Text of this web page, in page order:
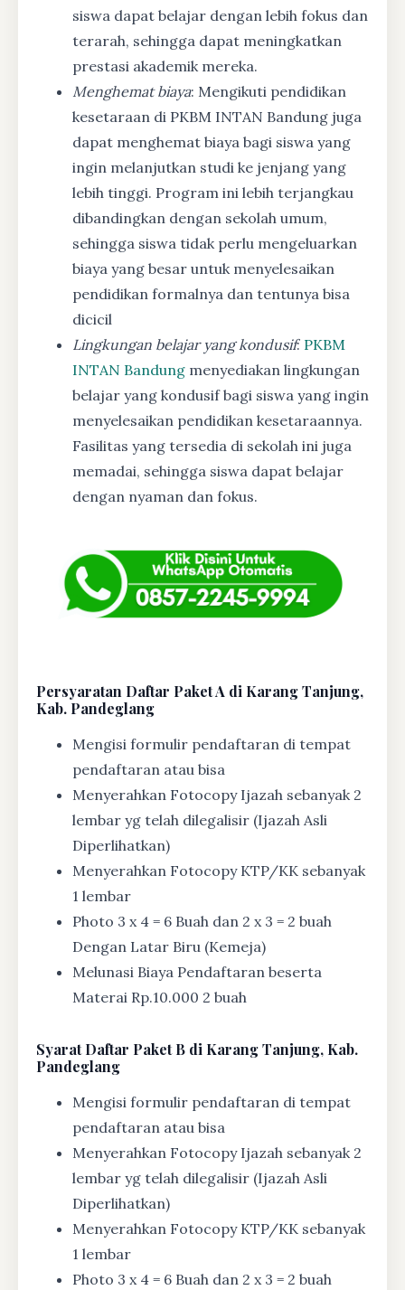
siswa dapat belajar dengan lebih fokus dan
terarah, sehingga dapat meningkatkan
prestasi akademik mereka.
Menghemat biaya: Mengikuti pendidikan
kesetaraan di PKBM INTAN Bandung juga
dapat menghemat biaya bagi siswa yang
ingin melanjutkan studi ke jenjang yang
lebih tinggi. Program ini lebih terjangkau
dibandingkan dengan sekolah umum,
sehingga siswa tidak perlu mengeluarkan
biaya yang besar untuk menyelesaikan
pendidikan formalnya dan tentunya bisa
dicicil
Lingkungan belajar yang kondusif: PKBM
INTAN Bandung menyediakan lingkungan
belajar yang kondusif bagi siswa yang ingin
menyelesaikan pendidikan kesetaraannya.
Fasilitas yang tersedia di sekolah ini juga
memadai, sehingga siswa dapat belajar
dengan nyaman dan fokus.
Persyaratan Daftar Paket A di Karang Tanjung,
Kab. Pandeglang
Mengisi formulir pendaftaran di tempat
pendaftaran atau bisa
Menyerahkan Fotocopy Ijazah sebanyak 2
lembar yg telah dilegalisir (Ijazah Asli
Diperlihatkan)
Menyerahkan Fotocopy KTP/KK sebanyak
1 lembar
Photo 3 x 4 = 6 Buah dan 2 x 3 = 2 buah
Dengan Latar Biru (Kemeja)
Melunasi Biaya Pendaftaran beserta
Materai Rp.10.000 2 buah
SyaratDaftar Paket B di Karang Tanjung, Kab.
Pandeglang
Mengisi formulir pendaftaran di tempat
pendaftaran atau bisa
Menyerahkan Fotocopy Ijazah sebanyak 2
lembar yg telah dilegalisir (Ijazah Asli
Diperlihatkan)
Menyerahkan Fotocopy KTP/KK sebanyak
1 lembar
Photo 3 x 4 = 6 Buah dan 2 x 3 = 2 buah